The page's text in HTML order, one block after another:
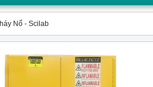
Nổ - Scilab